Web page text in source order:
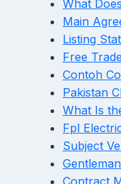
What
Main
Listing
Free
Contoh
Pakistan
What Is
Fpl
Subject